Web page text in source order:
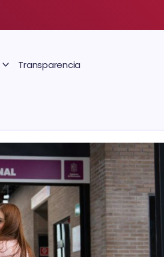
Transparencia